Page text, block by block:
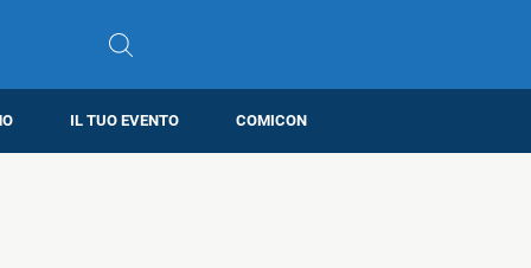
IL TUO EVENTO COMICON